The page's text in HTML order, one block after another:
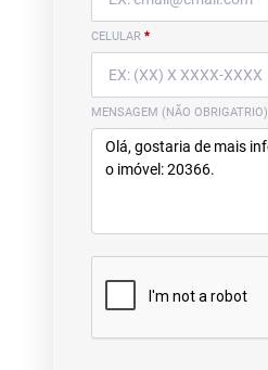
CELULAR *
MENSAGEM (NÃO OBRIGATRIO)